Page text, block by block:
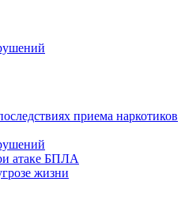
приема наркотиков
атаке БПЛА
жизни